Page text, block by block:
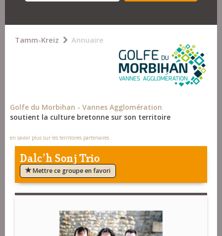
Tamm-Kreiz Annuaire
Golfe du Morbihan - Vannes Agglomération
soutient la culture bretonne sur son territoire
en savoir plus sur les territoires partenaires
Dalc'h Sonj Trio
Mettre ce groupe en favori